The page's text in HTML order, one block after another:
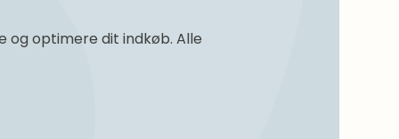
optimere dit indkøb. Alle